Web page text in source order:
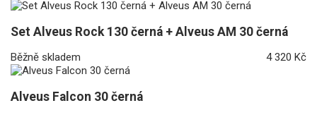
Set Alveus Rock 130 černá + Alveus AM 30 černá
Běžně skladem 4 320 Kč
Alveus Falcon 30 černá